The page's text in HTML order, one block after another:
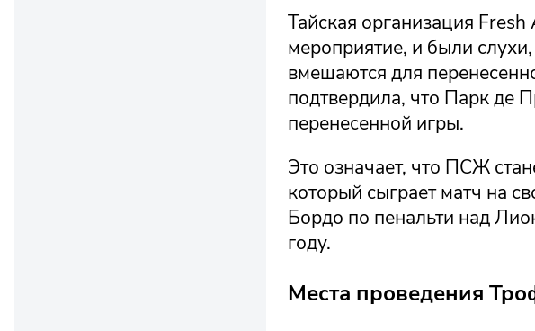
Тайская организация
мероприятие, и были
вмешаются для
подтвердила, что Парк де
перенесенной игры.
Это означает, что ПСЖ
который сыграет матч на
Бордо по пенальти над
году.
Места проведения